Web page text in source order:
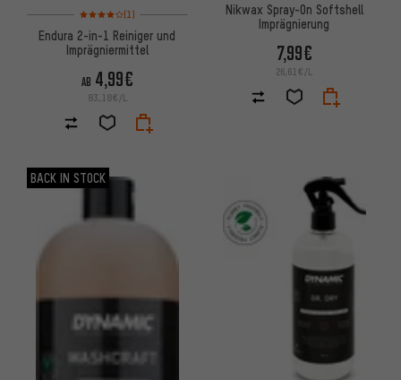
Bewertungen: 4 von 5 basierend auf 1 Bewertungen
(1)
Endura 2-in-1 Reiniger und
Imprägniermittel
AB 4,99€
83,18€/L
Nikwax Spray-On Softshell
Imprägnierung
7,99€
26,61€/L
BACK IN STOCK